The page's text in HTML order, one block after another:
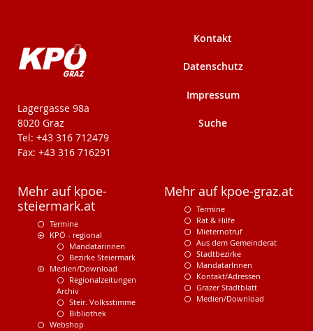
KPÖ-Steiermark
Lagergasse 98a
8020 Graz
Tel: +43 316 712479
Fax: +43 316 716291
Kontakt
Datenschutz
Impressum
Suche
Mehr auf kpoe-
steiermark.at
Termine
KPÖ - regional
Mandatarinnen
Bezirke Steiermark
Medien/Download
Regionalzeitungen
Archiv
Steir. Volksstimme
Bibliothek
Webshop
Mehr auf kpoe-graz.at
Termine
Rat & Hilfe
Mieternotruf
Aus dem Gemeinderat
Stadtbezirke
MandatarInnen
Kontakt/Adressen
Grazer Stadtblatt
Medien/Download